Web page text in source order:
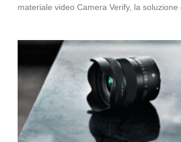
materiale video Camera Verify, la soluzione